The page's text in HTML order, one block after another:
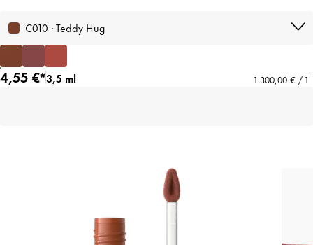
C010 · Teddy Hug
4,55 €*3,5 ml 1 300,00 € / 1 l